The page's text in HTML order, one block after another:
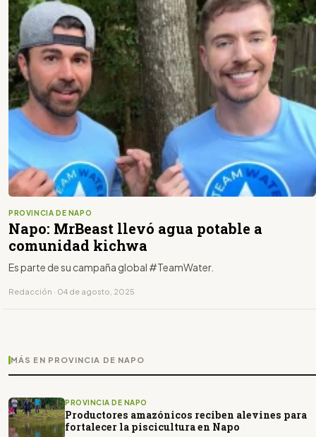
PROVINCIA DE NAPO
Napo: MrBeast llevó agua potable a
comunidad kichwa
Es parte de su campaña global #TeamWater.
Redacción · 04 de agosto, 2025
MÁS EN PROVINCIA DE NAPO
PROVINCIA DE NAPO
Productores amazónicos reciben alevines para
fortalecer la piscicultura en Napo